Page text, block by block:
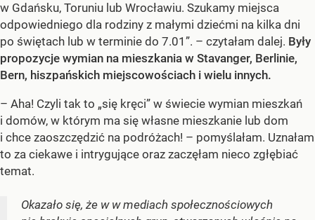
w Gdańsku, Toruniu lub Wrocławiu. Szukamy miejsca
odpowiedniego dla rodziny z małymi dziećmi na kilka dni
po świętach lub w terminie do 7.01”. – czytałam dalej. Były
propozycje wymian na mieszkania w Stavanger, Berlinie,
Bern, hiszpańskich miejscowościach i wielu innych.
– Aha! Czyli tak to „się kręci” w świecie wymian mieszkań
i domów, w którym ma się własne mieszkanie lub dom
i chce zaoszczędzić na podróżach! – pomyślałam. Uznałam
to za ciekawe i intrygujące oraz zaczęłam nieco zgłębiać
temat.
Okazało się, że w w mediach społecznościowych